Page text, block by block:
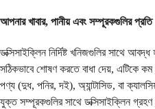
আপনার খাবার, পানীয় এবং সম্পূরকগুলির প্রতি
ডক্সিসাইক্লিন নির্দিষ্ট খনিজগুলির সাথে
সঠিকভাবে শোষণ করতে বাধা দেয়, এটিকে
পণ্য (দুধ, পনির, দই), অ্যান্টাসিড, বা
যুক্ত সম্পূরকগুলির সাথে ডক্সিসাইক্লিন